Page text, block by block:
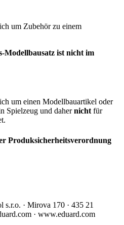
um Zubehör zu einem
Modellbausatz ist nicht im
um einen Modellbauartikel oder
Spielzeug und dahernicht für
Produksicherheitsverordnung
s.r.o. · Mirova 170 · 435 21
· www.eduard.com